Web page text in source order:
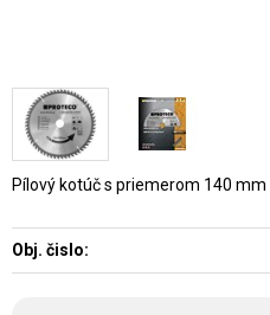
Pílový kotúč s priemerom 140 mm
Obj. čislo: